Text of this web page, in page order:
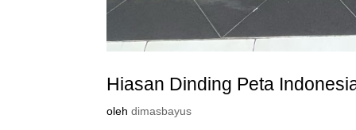
Hiasan Dinding Peta
olehdimasbayus